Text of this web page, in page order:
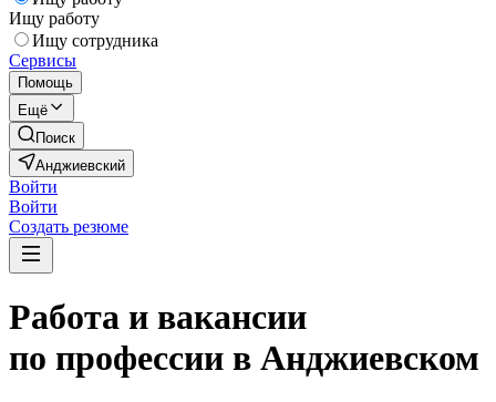
Ищу работу
Ищу сотрудника
Сервисы
Помощь
Ещё
Поиск
Анджиевский
Войти
Войти
Создать резюме
Работа и вакансии
по профессии в Анджиевском